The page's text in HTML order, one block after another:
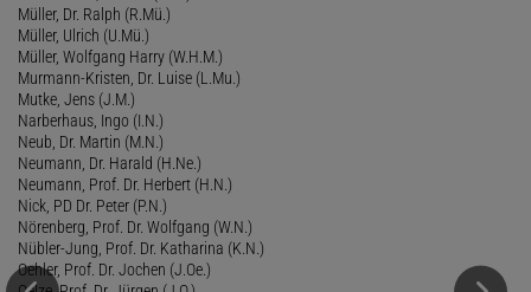
Müller, Dr. Ralph (R.Mü.)
Müller, Ulrich (U.Mü.)
Müller, Wolfgang Harry (W.H.M.)
Murmann-Kristen, Dr. Luise (L.Mu.)
Mutke, Jens (J.M.)
Narberhaus, Ingo (I.N.)
Neub, Dr. Martin (M.N.)
Neumann, Dr. Harald (H.Ne.)
Neumann, Prof. Dr. Herbert (H.N.)
Nick, PD Dr. Peter (P.N.)
Nörenberg, Prof. Dr. Wolfgang (W.N.)
Nübler-Jung, Prof. Dr. Katharina (K.N.)
Oehler, Prof. Dr. Jochen (J.Oe.)